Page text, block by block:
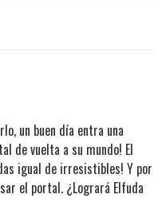
un buen día entra una
de vuelta a su mundo! El
igual de irresistibles! Y por
el portal. ¿Logrará Elfuda